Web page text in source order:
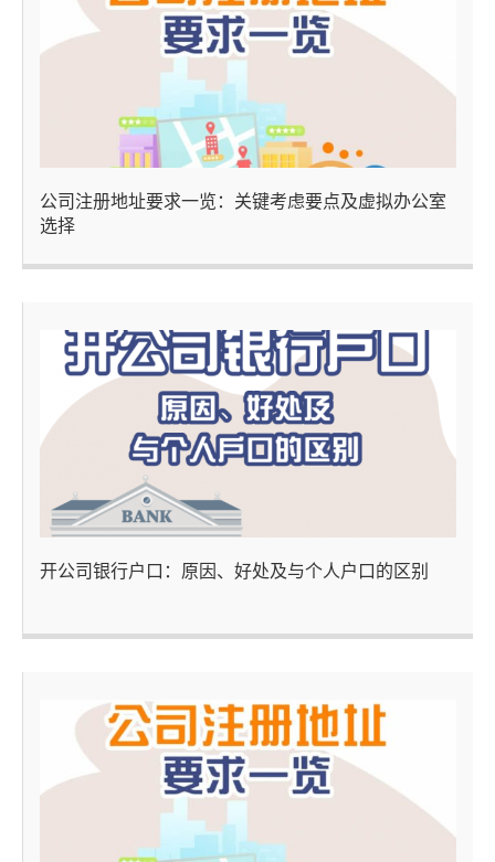
公司注册地址要求一览：关键考虑要点及虚拟办公室
选择
开公司银行户口：原因、好处及与个人户口的区别